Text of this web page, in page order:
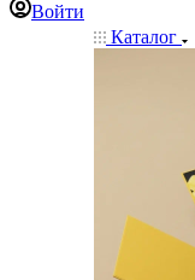
Войти
Каталог